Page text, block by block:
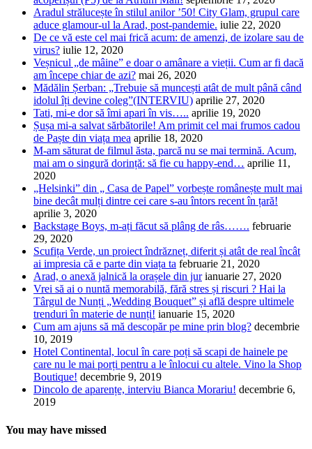
Aradul strălucește în stilul anilor ’50! City Glam, grupul care
aduce glamour-ul la Arad, post-pandemie. iulie 22, 2020
De ce vă este cel mai frică acum: de amenzi, de izolare sau de
virus? iulie 12, 2020
Veșnicul „de mâine” e doar o amânare a vieții. Cum ar fi dacă
am începe chiar de azi? mai 26, 2020
Mădălin Șerban: „Trebuie să muncești atât de mult până când
idolul îți devine coleg”(INTERVIU) aprilie 27, 2020
Tati, mi-e dor să îmi apari în vis….. aprilie 19, 2020
Șușa mi-a salvat sărbătorile! Am primit cel mai frumos cadou
de Paște din viața mea aprilie 18, 2020
M-am săturat de filmul ăsta, parcă nu se mai termină. Acum,
mai am o singură dorință: să fie cu happy-end… aprilie 11,
2020
„Helsinki” din „ Casa de Papel” vorbește românește mult mai
bine decât mulți dintre cei care s-au întors recent în țară!
aprilie 3, 2020
Backstage Boys, m-ați făcut să plâng de râs……. februarie
29, 2020
Scufița Verde, un proiect îndrăzneț, diferit și atât de real încât
ai impresia că e parte din viața ta februarie 21, 2020
Arad, o anexă jalnică la orașele din jur ianuarie 27, 2020
Vrei să ai o nuntă memorabilă, fără stres și riscuri ? Hai la
Târgul de Nunți „Wedding Bouquet” și află despre ultimele
trenduri în materie de nunți! ianuarie 15, 2020
Cum am ajuns să mă descopăr pe mine prin blog? decembrie
10, 2019
Hotel Continental, locul în care poți să scapi de hainele pe
care nu le mai porți pentru a le înlocui cu altele. Vino la Shop
Boutique! decembrie 9, 2019
Dincolo de aparențe, interviu Bianca Morariu! decembrie 6,
2019
You may have missed